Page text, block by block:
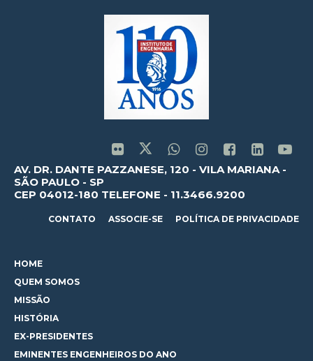
AV. DR. DANTE PAZZANESE, 120 - VILA MARIANA -
SÃO PAULO - SP
CEP 04012-180 TELEFONE - 11.3466.9200
CONTATO ASSOCIE-SE POLÍTICA DE PRIVACIDADE
HOME
QUEM SOMOS
MISSÃO
HISTÓRIA
EX-PRESIDENTES
EMINENTES ENGENHEIROS DO ANO